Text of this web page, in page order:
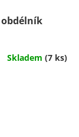
Skladem (7 ks)